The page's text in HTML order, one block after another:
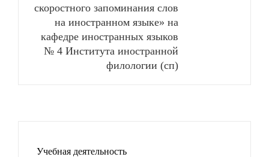
скоростного запоминания слов
на иностранном языке» на
кафедре иностранных языков
№ 4 Института иностранной
филологии (сп)
Учебная деятельность